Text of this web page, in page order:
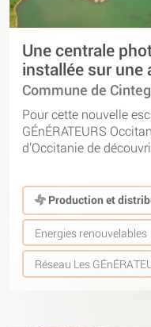
Une centrale
installée sur une
Commune de
Pour cette nouvelle
GÉnÉRATEURS
d’Occitanie de
Production et
Energies renouvelables
Réseau Les